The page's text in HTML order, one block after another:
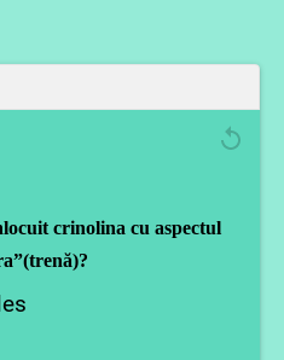
crinolina cu aspectul